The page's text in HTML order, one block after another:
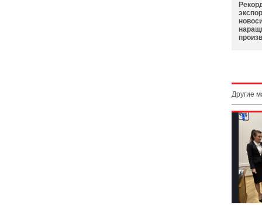
Другие